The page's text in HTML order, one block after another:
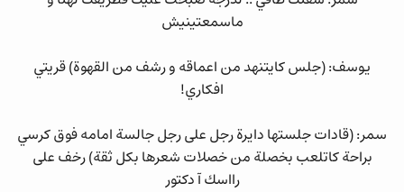
ماسمعتينيش
يوسف: (جلس كايتنهد من اعماقه و رشف من القهوة) قريتي
افكاري!
سمر: (قادات جلستها دايرة رجل على رجل جالسة امامه فوق كرسي
براحة كاتلعب بخصلة من خصلات شعرها بكل ثقة) رخف على
رااسك آ دكتور